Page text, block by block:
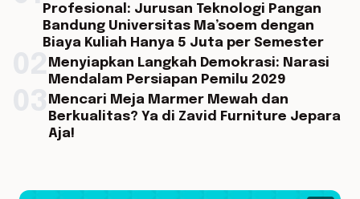
Profesional: Jurusan Teknologi Pangan
Bandung Universitas Ma’soem dengan
Biaya Kuliah Hanya 5 Juta per Semester
Menyiapkan Langkah Demokrasi: Narasi
Mendalam Persiapan Pemilu 2029
Mencari Meja Marmer Mewah dan
Berkualitas? Ya di Zavid Furniture Jepara
Aja!